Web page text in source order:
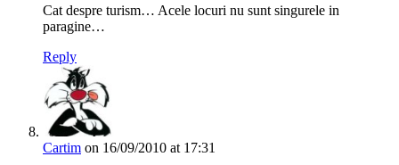
Cat despre turism… Acele locuri nu sunt singurele in
paragine…
Reply
Cartim on 16/09/2010 at 17:31